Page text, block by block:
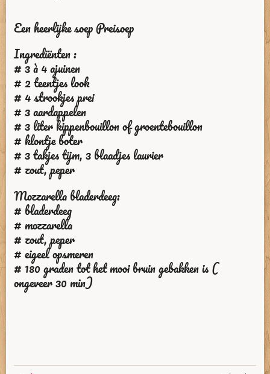
Een heerlijke soepPreisoep
Ingrediënten :
# 3 à 4 ajuinen
# 2 teentjes look
# 4 strookjes prei
# 3 aardappelen
# 3 liter kippenbouillon of groentebouillon
# klontje boter
# 3 takjes tijm, 3 blaadjes laurier
# zout, peper
Mozzarella bladerdeeg:
# bladerdeeg
# mozzarella
# zout, peper
# eigeel opsmeren
# 180 graden tot het mooi bruin gebakken is (
ongeveer 30 min)